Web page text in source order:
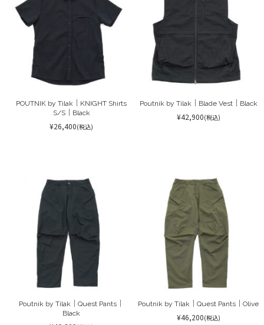
POUTNIK by Tilak｜KNIGHT Shirts
S/S｜Black
¥26,400(税込)
Poutnik by Tilak｜Blade Vest｜Black
¥42,900(税込)
Poutnik by Tilak｜Quest Pants｜
Black
Poutnik by Tilak｜Quest Pants｜Olive
¥46,200(税込)